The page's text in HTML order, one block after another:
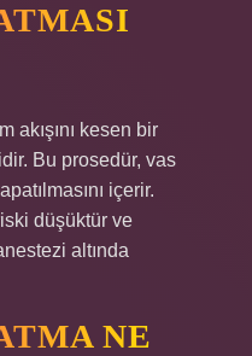
akışını kesen bir
Bu prosedür, vas
içerir.
düşüktür ve
altında
NE